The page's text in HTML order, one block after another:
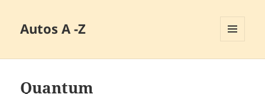
Autos A -Z
Quantum